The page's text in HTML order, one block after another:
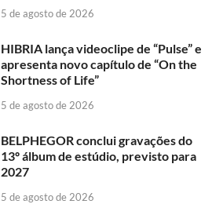
5 de agosto de 2026
HIBRIA lança videoclipe de “Pulse” e
apresenta novo capítulo de “On the
Shortness of Life”
5 de agosto de 2026
BELPHEGOR conclui gravações do
13º álbum de estúdio, previsto para
2027
5 de agosto de 2026